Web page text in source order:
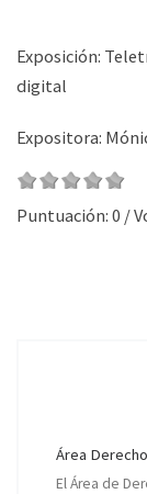
Exposición:
digital
Expositora:
Puntuación: 0 /
Área
El Área de